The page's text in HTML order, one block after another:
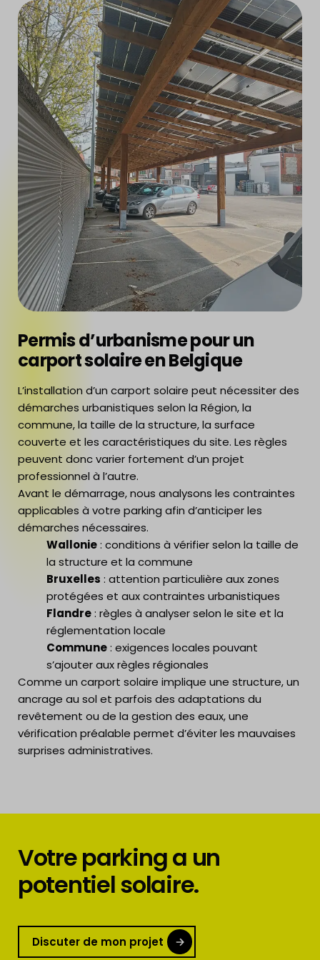
Permis d’urbanisme pour un
carport solaire en Belgique
L’installation d’un carport solaire peut nécessiter des
démarches urbanistiques selon la Région, la
commune, la taille de la structure, la surface
couverte et les caractéristiques du site. Les règles
peuvent donc varier fortement d’un projet
professionnel à l’autre.
Avant le démarrage, nous analysons les contraintes
applicables à votre parking afin d’anticiper les
démarches nécessaires.
Wallonie: conditions à vérifier selon la taille de
la structure et la commune
Bruxelles : attention particulière aux zones
protégées et aux contraintes urbanistiques
Flandre: règles à analyser selon le site et la
réglementation locale
Commune: exigences locales pouvant
s’ajouter aux règles régionales
Comme un carport solaire implique une structure, un
ancrage au sol et parfois des adaptations du
revêtement ou de la gestion des eaux, une
vérification préalable permet d’éviter les mauvaises
surprises administratives.
Votre parking a un
potentiel solaire.
Discuter de mon projet